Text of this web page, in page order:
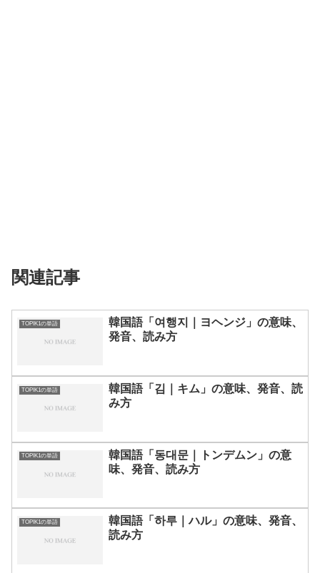
関連記事
TOPIK1の単語
韓国語「여행지｜ヨヘンジ」の意味、
発音、読み方
TOPIK1の単語
韓国語「김｜キム」の意味、発音、読
み方
TOPIK1の単語
韓国語「동대문｜トンデムン」の意
味、発音、読み方
TOPIK1の単語
韓国語「하루｜ハル」の意味、発音、
読み方